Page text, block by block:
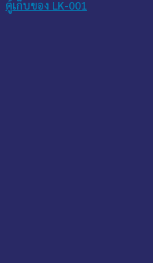
ตู้เก็บของ LK-001